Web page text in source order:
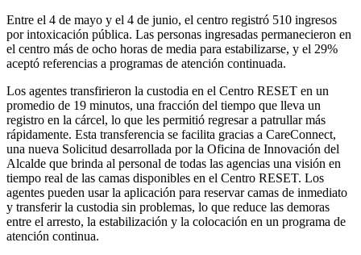
Entre el 4 de mayo y el 4 de junio, el centro registró 510 ingresos
por intoxicación pública. Las personas ingresadas permanecieron en
el centro más de ocho horas de media para estabilizarse, y el 29%
aceptó referencias a programas de atención continuada.
Los agentes transfirieron la custodia en el Centro RESET en un
promedio de 19 minutos, una fracción del tiempo que lleva un
registro en la cárcel, lo que les permitió regresar a patrullar más
rápidamente. Esta transferencia se facilita gracias a CareConnect,
una nueva Solicitud desarrollada por la Oficina de Innovación del
Alcalde que brinda al personal de todas las agencias una visión en
tiempo real de las camas disponibles en el Centro RESET. Los
agentes pueden usar la aplicación para reservar camas de inmediato
y transferir la custodia sin problemas, lo que reduce las demoras
entre el arresto, la estabilización y la colocación en un programa de
atención continua.